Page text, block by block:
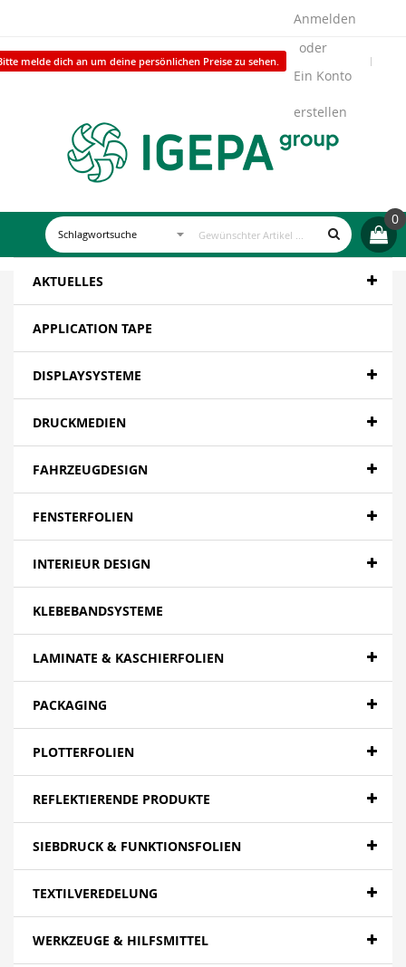
melde dich an um deine persönlichen Preise zu sehen.
Anmelden
Ein Konto
erstellen
0
AKTUELLES
APPLICATION TAPE
DISPLAYSYSTEME
DRUCKMEDIEN
FAHRZEUGDESIGN
FENSTERFOLIEN
INTERIEUR DESIGN
KLEBEBANDSYSTEME
LAMINATE & KASCHIERFOLIEN
PACKAGING
PLOTTERFOLIEN
REFLEKTIERENDE PRODUKTE
SIEBDRUCK & FUNKTIONSFOLIEN
TEXTILVEREDELUNG
WERKZEUGE & HILFSMITTEL